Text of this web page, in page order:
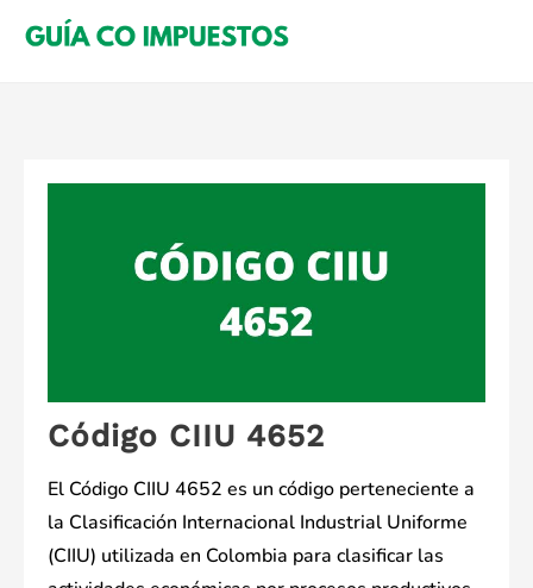
Código CIIU 4652
El Código CIIU 4652 es un código perteneciente a
la Clasificación Internacional Industrial Uniforme
(CIIU) utilizada en Colombia para clasificar las